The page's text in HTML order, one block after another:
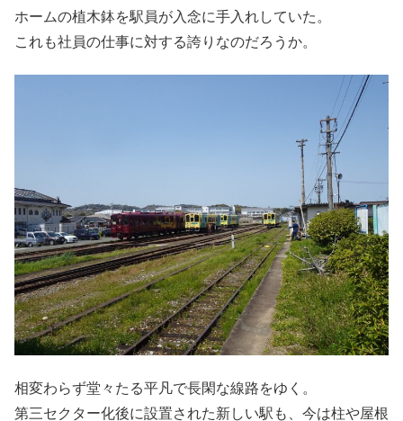
ホームの植木鉢を駅員が入念に手入れしていた。
これも社員の仕事に対する誇りなのだろうか。
相変わらず堂々たる平凡で長閑な線路をゆく。
第三セクター化後に設置された新しい駅も、今は柱や屋根